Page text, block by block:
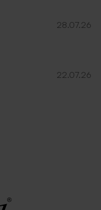
28.07.26
22.07.26